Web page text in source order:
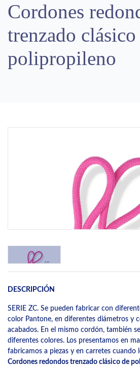
Cordones
trenzado clásico
polipropileno
DESCRIPCIÓN
SERIE ZC. Se pueden fabricar con
color Pantone, en diferentes diámetros y
acabados. En el mismo cordón, también
diferentes colores. Los presentamos en
fabricamos a piezas y en carretes cuando
Cordones redondos trenzado clásico de